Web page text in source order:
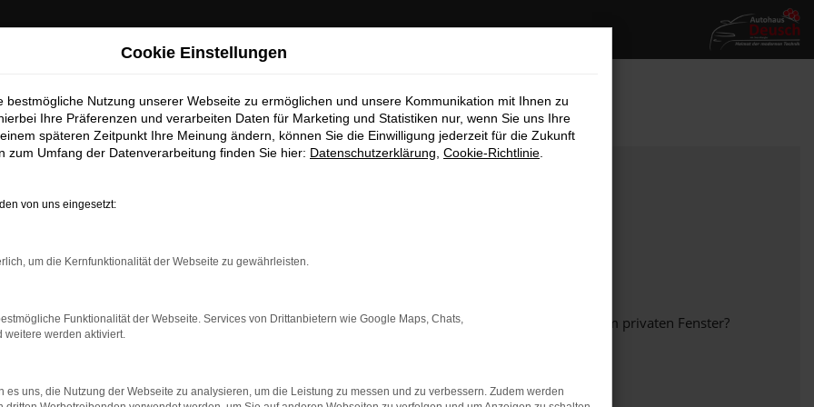
bestimmter Seiten verhindern. Funktioniert die Seite in einem anderen Browser oder in einem privaten Fenster?
auf dem neuesten Stand sind.
Cookie Einstellungen
bestmögliche Nutzung unserer Webseite zu ermöglichen und unsere Kommunikation mit Ihnen zu
Ihre Präferenzen und verarbeiten Daten für Marketing und Statistiken nur, wenn Sie uns Ihre
späteren Zeitpunkt Ihre Meinung ändern, können Sie die Einwilligung jederzeit für die Zukunft
zum Umfang der Datenverarbeitung finden Sie hier: Datenschutzerklärung Cookie-Richtlinie
von uns eingesetzt:
um die Kernfunktionalität der Webseite zu gewährleisten.
Funktionalität der Webseite. Services von Drittanbietern wie Google Maps, Chats,
weitere werden aktiviert.
es uns, die Nutzung der Webseite zu analysieren, um die Leistung zu messen und zu verbessern. Zudem werden